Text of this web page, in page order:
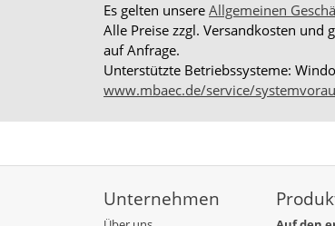
Es gelten unsere Allgemeinen
Alle Preise zzgl. Versandkosten und
auf Anfrage.
Unterstützte Betriebssysteme:
www.mbaec.de/service/
Unternehmen